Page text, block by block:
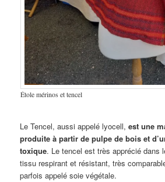
Étole mérinos et tencel
Le Tencel, aussi appelé lyocell,est une
produite à partir de pulpe de bois et
toxique. Le tencel est très apprécié dans
tissu respirant et résistant, très
parfois appelé soie végétale.